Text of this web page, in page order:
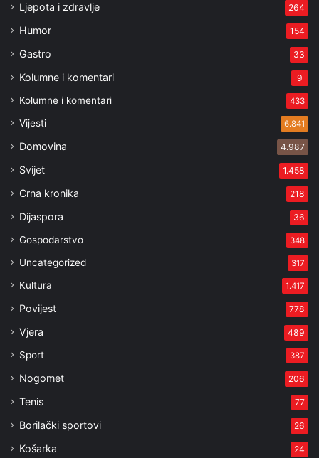
Ljepota i zdravlje 264
Humor 154
Gastro 33
Kolumne i komentari 9
Kolumne i komentari 433
Vijesti 6.841
Domovina 4.987
Svijet 1.458
Crna kronika 218
Dijaspora 36
Gospodarstvo 348
Uncategorized 317
Kultura 1.417
Povijest 778
Vjera 489
Sport 387
Nogomet 206
Tenis 77
Borilački sportovi 26
Košarka 24